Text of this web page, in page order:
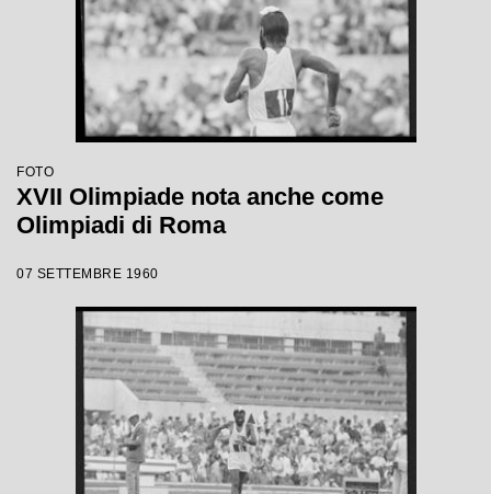
FOTO
XVII Olimpiade nota anche come
Olimpiadi di Roma
07 SETTEMBRE 1960